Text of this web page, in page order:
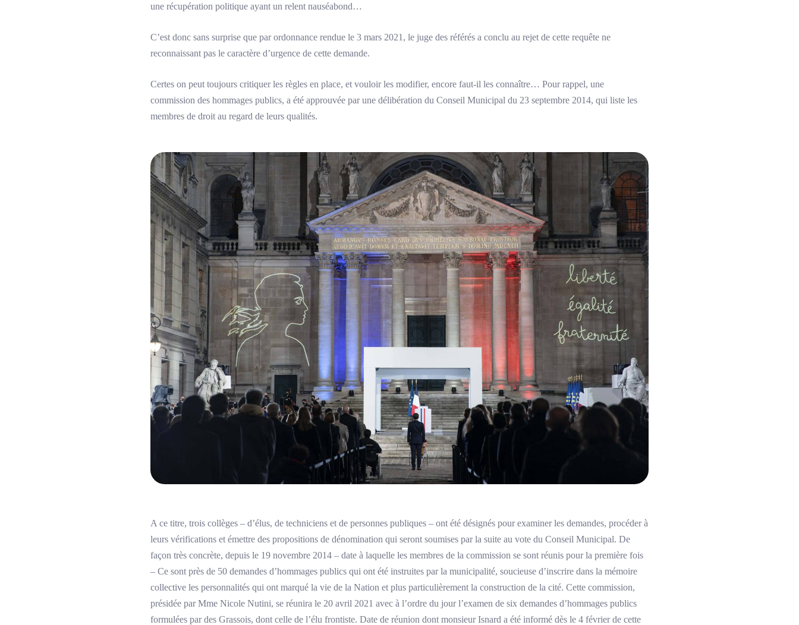
une récupération politique ayant un relent nauséabond…
C’est donc sans surprise que par ordonnance rendue le 3 mars 2021, le juge des référés a conclu au rejet de cette requête ne
reconnaissant pas le caractère d’urgence de cette demande.
Certes on peut toujours critiquer les règles en place, et vouloir les modifier, encore faut-il les connaître… Pour rappel, une
commission des hommages publics, a été approuvée par une délibération du Conseil Municipal du 23 septembre 2014, qui liste les
membres de droit au regard de leurs qualités.
A ce titre, trois collèges – d’élus, de techniciens et de personnes publiques – ont été désignés pour examiner les demandes, procéder à
leurs vérifications et émettre des propositions de dénomination qui seront soumises par la suite au vote du Conseil Municipal. De
façon très concrète, depuis le 19 novembre 2014 – date à laquelle les membres de la commission se sont réunis pour la première fois
– Ce sont près de 50 demandes d’hommages publics qui ont été instruites par la municipalité, soucieuse d’inscrire dans la mémoire
collective les personnalités qui ont marqué la vie de la Nation et plus particulièrement la construction de la cité. Cette commission,
présidée par Mme Nicole Nutini, se réunira le 20 avril 2021 avec à l’ordre du jour l’examen de six demandes d’hommages publics
formulées par des Grassois, dont celle de l’élu frontiste. Date de réunion dont monsieur Isnard a été informé dès le 4 février de cette